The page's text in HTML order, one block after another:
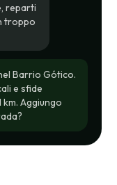
reparti
troppo
Barrio Gótico.
e sfide
Aggiungo